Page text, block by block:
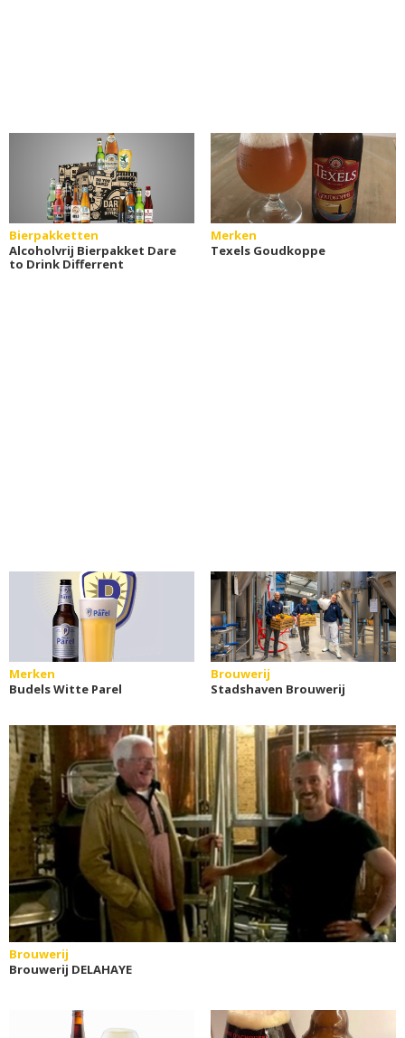
Bierpakketten
Alcoholvrij Bierpakket Dare
to Drink Differrent
Merken
Texels Goudkoppe
Merken
Budels Witte Parel
Brouwerij
Stadshaven Brouwerij
Brouwerij
Brouwerij DELAHAYE